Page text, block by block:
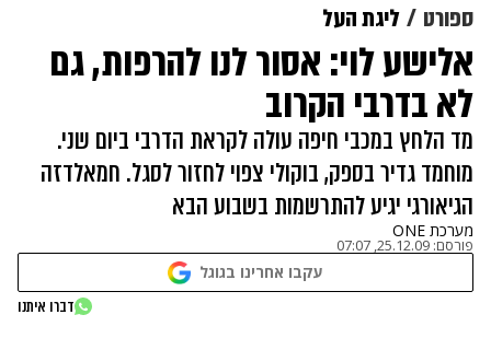
ספורט ליגת העל
אלישע לוי: אסור לנו להרפות, גם
לא בדרבי הקרוב
מד הלחץ במכבי חיפה עולה לקראת הדרבי ביום שני.
מוחמד גדיר בספק, בוקולי צפוי לחזור לסגל. חמאלדזה
הגיאורגי יגיע להתרשמות בשבוע הבא
מערכת ONE
פורסם: 25.12.09, 07:07
עקבו אחרינו בגוגל
דברו איתנו